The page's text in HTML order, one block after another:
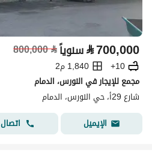
⃁700,000 سنوياً⃁
800,000
10+
1,840 م2
مجمع للإيجار في النورس، الدمام
شارع 29أ، حي النورس، الدمام
الإيميل
اتصال